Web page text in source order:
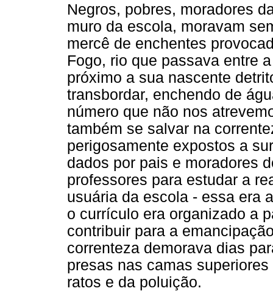
Negros, pobres, moradores
muro da escola, moravam
mercê de enchentes
Fogo, rio que passava entre
próximo a sua nascente
transbordar, enchendo de
número que não nos
também se salvar na
perigosamente expostos a
dados por pais e moradores
professores para estudar a
usuária da escola - essa era
o currículo era organizado a
contribuir para a
correnteza demorava dias
presas nas camas
ratos e da poluição.